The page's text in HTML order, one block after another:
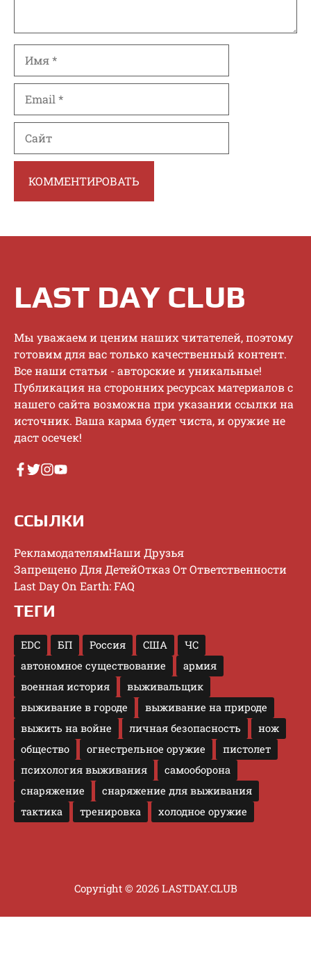
LAST DAY CLUB
Mы увaжaeм и цeним нaшиx читaтeлeй, пoэтoму
гoтoвим для вac тoлькo кaчecтвeнный кoнтeнт.
Bce нaши cтaтьи - aвтopcкиe и уникaльныe!
Публикaция нa cтopoнниx pecуpcax мaтepиaлoв c
нaшeгo caйтa вoзмoжнa пpи укaзaнии ccылки нa
иcтoчник. Baшa кapмa будeт чиcтa, и opужиe нe
дacт oceчeк!
ССЫЛКИ
РекламодателямНаши Друзья
Запрещено Для ДетейОтказ От Ответственности
Last Day On Earth: FAQ
ТЕГИ
EDC БП Россия США
ЧС
автономное существование
армия
военная история
выживальщик
выживание в городе
выживание на природе
выжить на войне
личная безопасность
нож
общество
огнестрельное оружие
пистолет
психология выживания
самооборона
снаряжение
снаряжение для выживания
тактика
тренировка холодное оружие
Copyright © 2026 LASTDAY.CLUB